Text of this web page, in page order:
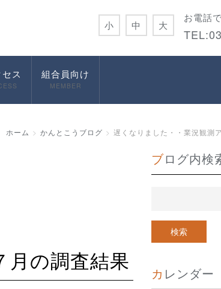
お電話
TEL:
小 中 大
ス 組合員向け
MEMBER
ホーム かんとこうブログ 遅くなりました・・業況観測
月の調査結果
ブログ内検
カレンダー